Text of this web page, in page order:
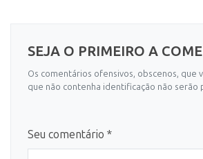
SEJA O PRIMEIRO A
Os comentários ofensivos, obscenos, que
que não contenha identificação não serão
Seu comentário *